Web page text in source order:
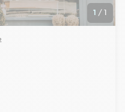
1 / 1
mixte habitation ou
proche hopital Saint